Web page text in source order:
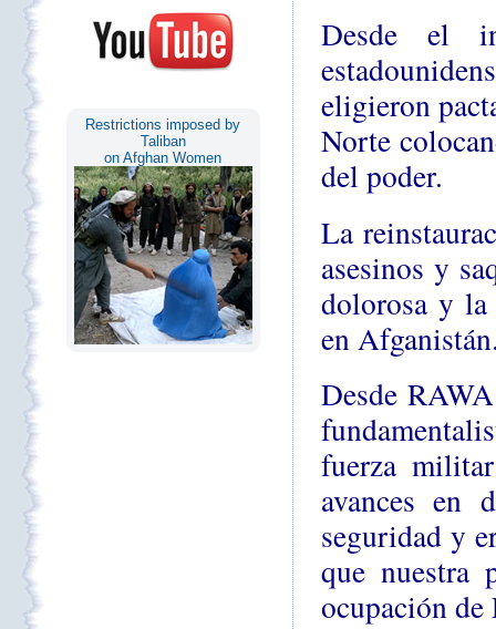
Restrictions imposed by
Taliban
on Afghan Women
Desde el
eligieron
Norte
del poder.
La
asesinos y
dolorosa y la
en
Desde
fuerza
avances en
seguridad y
que nuestra
ocupación